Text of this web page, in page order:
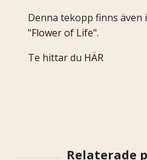
Denna tekopp finns även i
"Flower of Life".
Te hittar du HÄR